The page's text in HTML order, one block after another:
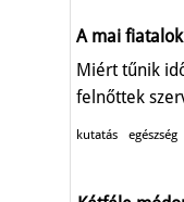
A mai
Miért tűnik
felnőttek
kutatás egészség